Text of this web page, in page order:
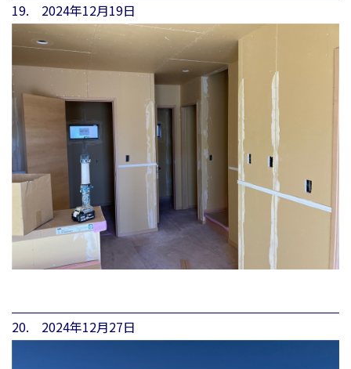
19. 2024年12月19日
20. 2024年12月27日